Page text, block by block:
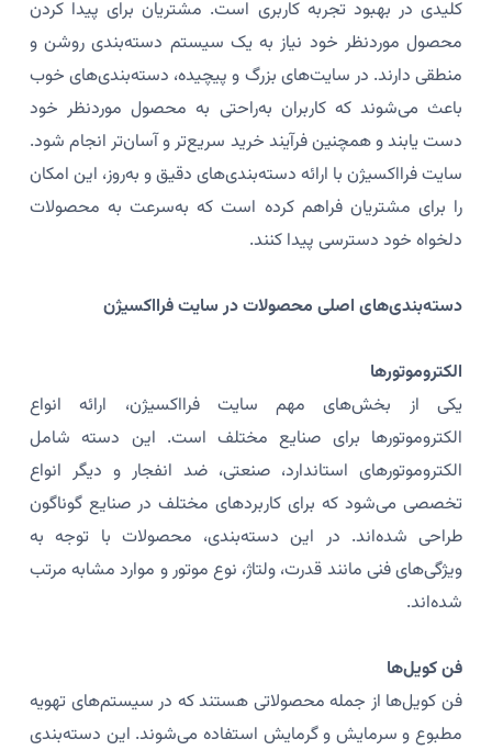
کلیدی در بهبود تجربه کاربری است. مشتریان برای پیدا کردن
محصول موردنظر خود نیاز به یک سیستم دسته‌بندی روشن و
منطقی دارند. در سایت‌های بزرگ و پیچیده، دسته‌بندی‌های خوب
باعث می‌شوند که کاربران به‌راحتی به محصول موردنظر خود
دست یابند و همچنین فرآیند خرید سریع‌تر و آسان‌تر انجام شود.
سایت فرااکسیژن با ارائه دسته‌بندی‌های دقیق و به‌روز، این امکان
را برای مشتریان فراهم کرده است که به‌سرعت به محصولات
دلخواه خود دسترسی پیدا کنند.
دسته‌بندی‌های اصلی محصولات در سایت فرااکسیژن
الکتروموتورها
یکی از بخش‌های مهم سایت فرااکسیژن، ارائه انواع
الکتروموتورها برای صنایع مختلف است. این دسته شامل
الکتروموتورهای استاندارد، صنعتی، ضد انفجار و دیگر انواع
تخصصی می‌شود که برای کاربردهای مختلف در صنایع گوناگون
طراحی شده‌اند. در این دسته‌بندی، محصولات با توجه به
ویژگی‌های فنی مانند قدرت، ولتاژ، نوع موتور و موارد مشابه مرتب
شده‌اند.
فن کویل‌ها
فن کویل‌ها از جمله محصولاتی هستند که در سیستم‌های تهویه
مطبوع و سرمایش و گرمایش استفاده می‌شوند. این دسته‌بندی